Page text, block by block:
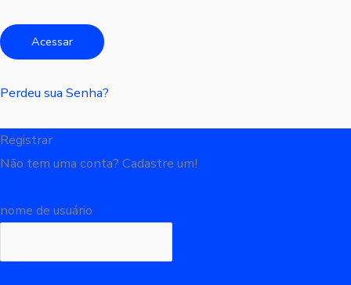
Perdeu sua Senha?
Registrar
Não tem uma conta? Cadastre um!
nome de usuário